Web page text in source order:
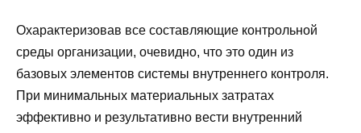
Охарактеризовав все составляющие контрольной
среды организации, очевидно, что это один из
базовых элементов системы внутреннего контроля.
При минимальных материальных затратах
эффективно и результативно вести внутренний